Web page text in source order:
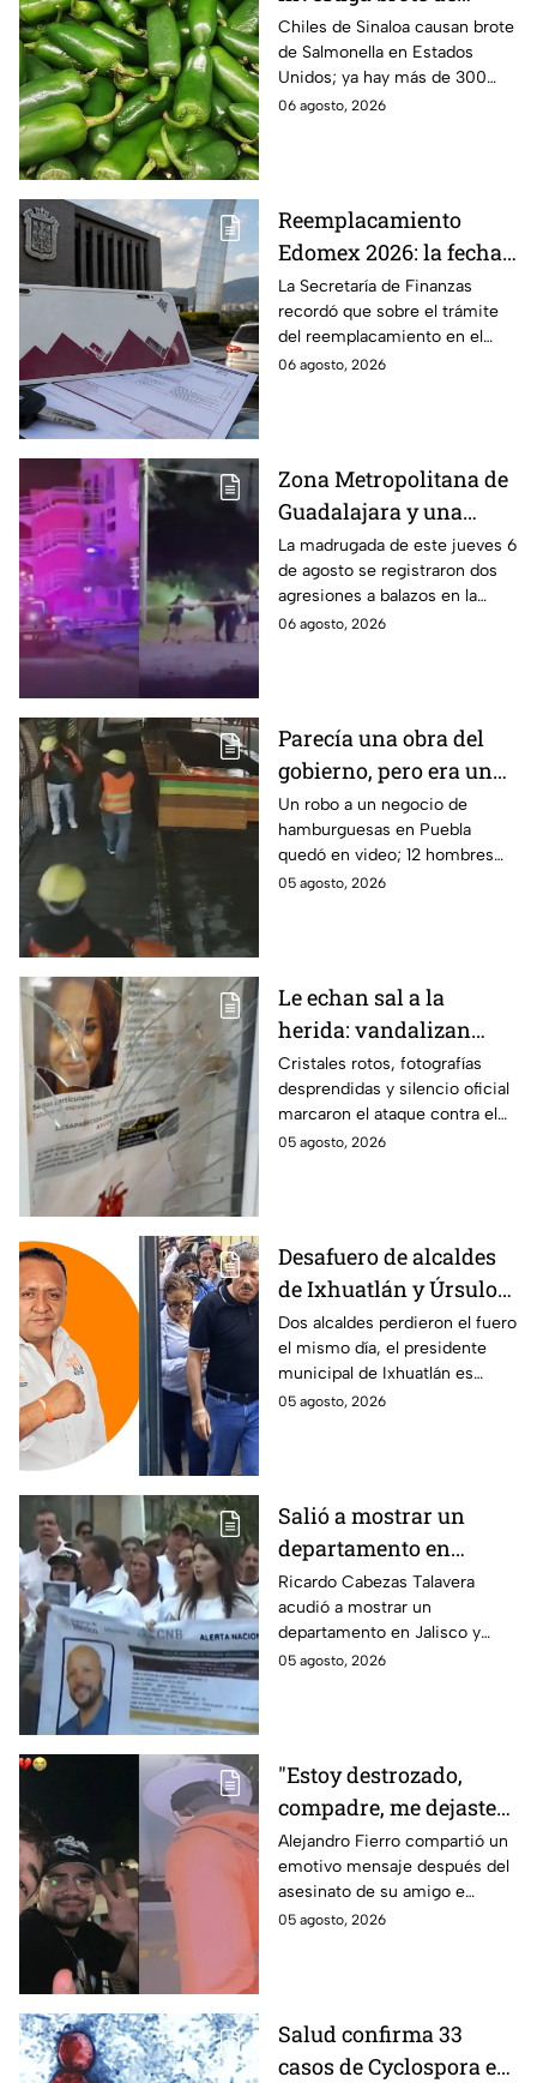
Salmonella por chiles
jalapeños de Sinaloa
Chiles de Sinaloa causan brote
de Salmonella en Estados
Unidos; ya hay más de 300
enfermos en 27 estados.
06 agosto, 2026
Reemplacamiento
Edomex 2026: la fecha
límite para obtener el
100% de descuento
La Secretaría de Finanzas
recordó que sobre el trámite
del reemplacamiento en el
Edomex, ¿hasta cuándo se
06 agosto, 2026
Zona Metropolitana de
Guadalajara y una
jornada de violencia:
Asesinan a balazos a
dos hombres en
Tlajomulco y El Salto
La madrugada de este jueves 6
de agosto se registraron dos
agresiones a balazos en la
Zona Metropolitana de
06 agosto, 2026
Parecía una obra del
gobierno, pero era un
robo planeado: Así
saquearon negocio de
hamburguesas en
Puebla
Un robo a un negocio de
hamburguesas en Puebla
quedó en video; 12 hombres
habrían fingido ser
05 agosto, 2026
Le echan sal a la
herida: vandalizan
memorial de
desaparecidos en
Veracruz en medio de
crisis
Cristales rotos, fotografías
desprendidas y silencio oficial
marcaron el ataque contra el
memorial de desaparecidos,
05 agosto, 2026
Desafuero de alcaldes
de Ixhuatlán y Úrsulo
Galván: uno de ellos
está implicado en el
asesinato de la
periodista Roxana
Dos alcaldes perdieron el fuero
el mismo día, el presidente
municipal de Ixhuatlán es
investigado por el secuestro y
05 agosto, 2026
Salió a mostrar un
departamento en
Zapopan y no volvió a
casa: Buscan a Ricardo
Cabezas Talavera en
Jalisco
Ricardo Cabezas Talavera
acudió a mostrar un
departamento en Jalisco y
después desapareció;
05 agosto, 2026
"Estoy destrozado,
compadre, me dejaste":
Así reaccionó
Alejandro Fierro al
asesinato del
influencer César
Alejandro Fierro compartió un
emotivo mensaje después del
asesinato de su amigo e
influencer César Gastélum;
05 agosto, 2026
Salud confirma 33
casos de Cyclospora en